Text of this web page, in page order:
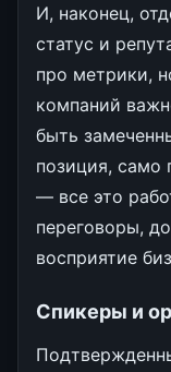
И, наконец,
статус и
про метрики,
компаний
быть
позиция, само
— все это
переговоры,
восприятие
Спикеры и